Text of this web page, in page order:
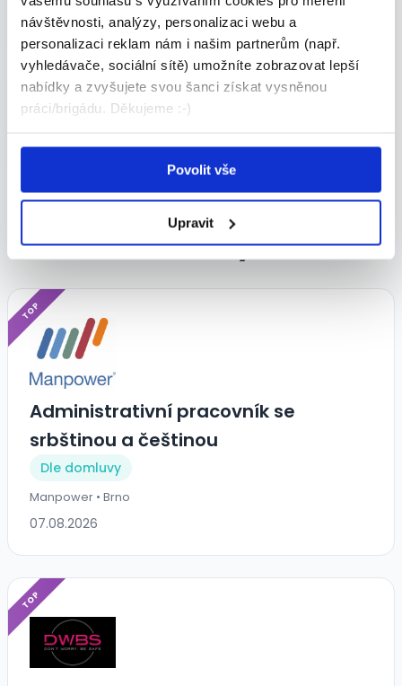
návštěvnosti, analýzy, personalizaci webu a
personalizaci reklam nám i našim partnerům (např.
vyhledávače, sociální sítě) umožníte zobrazovat lepší
nabídky a zvyšujete svou šanci získat vysněnou
práci/brigádu. Děkujeme :-)
Povolit vše
Upravit
VHODNÉ PRO:
OZP
Kontaktní osoba
Podobné nabídky
TOP
Administrativní pracovník se
srbštinou a češtinou
Dle domluvy
Manpower • Brno
07.08.2026
TOP